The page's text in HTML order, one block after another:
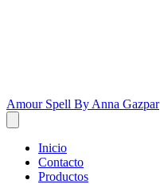
Amour Spell By Anna Gazpar
Inicio
Contacto
Productos